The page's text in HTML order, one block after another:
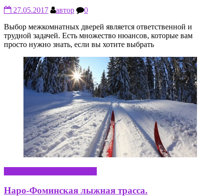
27.05.2017 автор
0
Выбор межкомнатных дверей является ответственной и
трудной задачей. Есть множество нюансов, которые вам
просто нужно знать, если вы хотите выбрать
Наро-Фоминская лыжная трасса.